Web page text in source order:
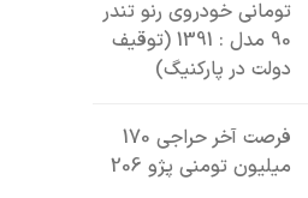
تومانی خودروی رنو تندر
90 مدل : 1391 (توقیف
دولت در پارکنیگ)
فرصت آخر حراجی 170
میلیون تومنی پژو 206